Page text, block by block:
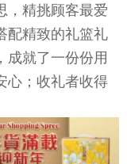
，精挑顾客最爱
配精致的礼篮礼
成就了一份份用
心；收礼者收得